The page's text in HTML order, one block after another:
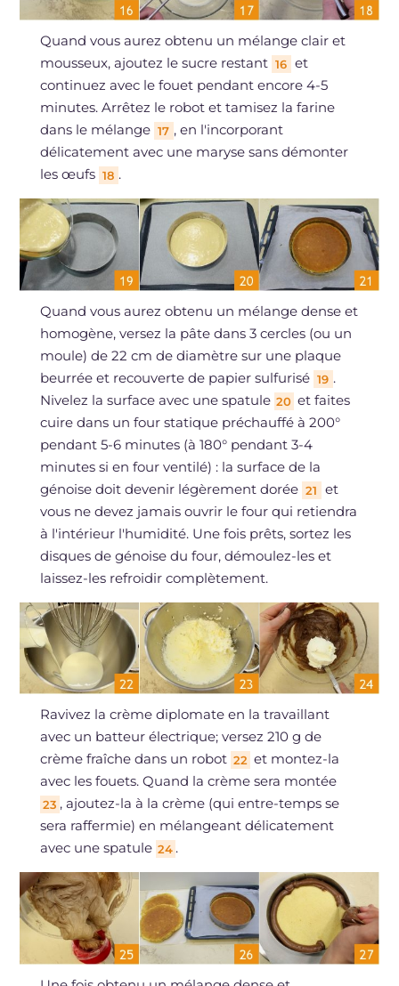
Quand vous aurez obtenu un mélange clair et
mousseux, ajoutez le sucre restant 16 et
continuez avec le fouet pendant encore 4-5
minutes. Arrêtez le robot et tamisez la farine
dans le mélange 17 , en l'incorporant
délicatement avec une maryse sans démonter
les œufs 18 .
Quand vous aurez obtenu un mélange dense et
homogène, versez la pâte dans 3 cercles (ou un
moule) de 22 cm de diamètre sur une plaque
beurrée et recouverte de papier sulfurisé 19 .
Nivelez la surface avec une spatule 20 et faites
cuire dans un four statique préchauffé à 200°
pendant 5-6 minutes (à 180° pendant 3-4
minutes si en four ventilé) : la surface de la
génoise doit devenir légèrement dorée 21
et
vous ne devez jamais ouvrir le four qui retiendra
à l'intérieur l'humidité. Une fois prêts, sortez les
disques de génoise du four, démoulez-les et
laissez-les refroidir complètement.
Ravivez la crème diplomate en la travaillant
avec un batteur électrique; versez 210 g de
crème fraîche dans un robot 22 et montez-la
avec les fouets. Quand la crème sera montée
23 , ajoutez-la à la crème (qui entre-temps se
sera raffermie) en mélangeant délicatement
avec une spatule 24 .